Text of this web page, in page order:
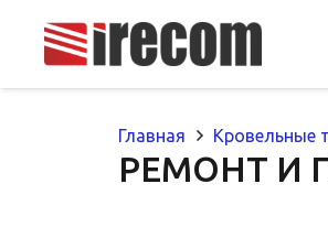
Главная Кровельные
РЕМОНТ И